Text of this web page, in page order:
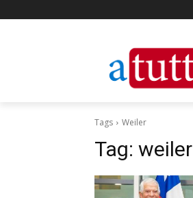
Tags Weiler
Tag: weiler